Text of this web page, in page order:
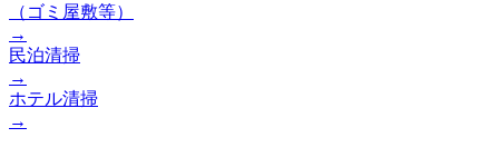
（ゴミ屋敷等）
→
民泊清掃
→
ホテル清掃
→